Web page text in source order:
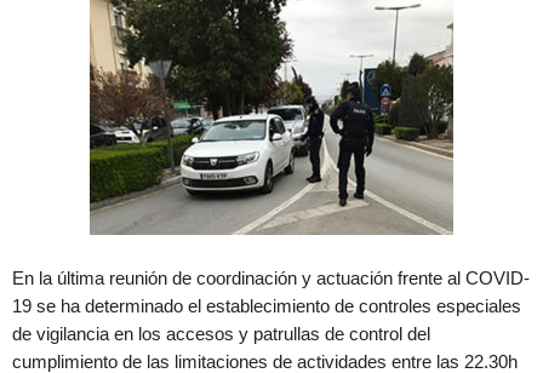
En la última reunión de coordinación y actuación frente al COVID-
19 se ha determinado el establecimiento de controles especiales
de vigilancia en los accesos y patrullas de control del
cumplimiento de las limitaciones de actividades entre las 22.30h